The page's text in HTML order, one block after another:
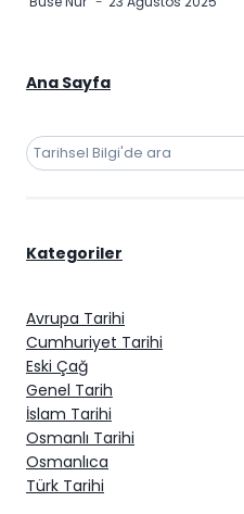
Ana Sayfa
Ara
Kategoriler
Avrupa Tarihi
Cumhuriyet Tarihi
Eski Çağ
Genel Tarih
İslam Tarihi
Osmanlı Tarihi
Osmanlıca
Türk Tarihi